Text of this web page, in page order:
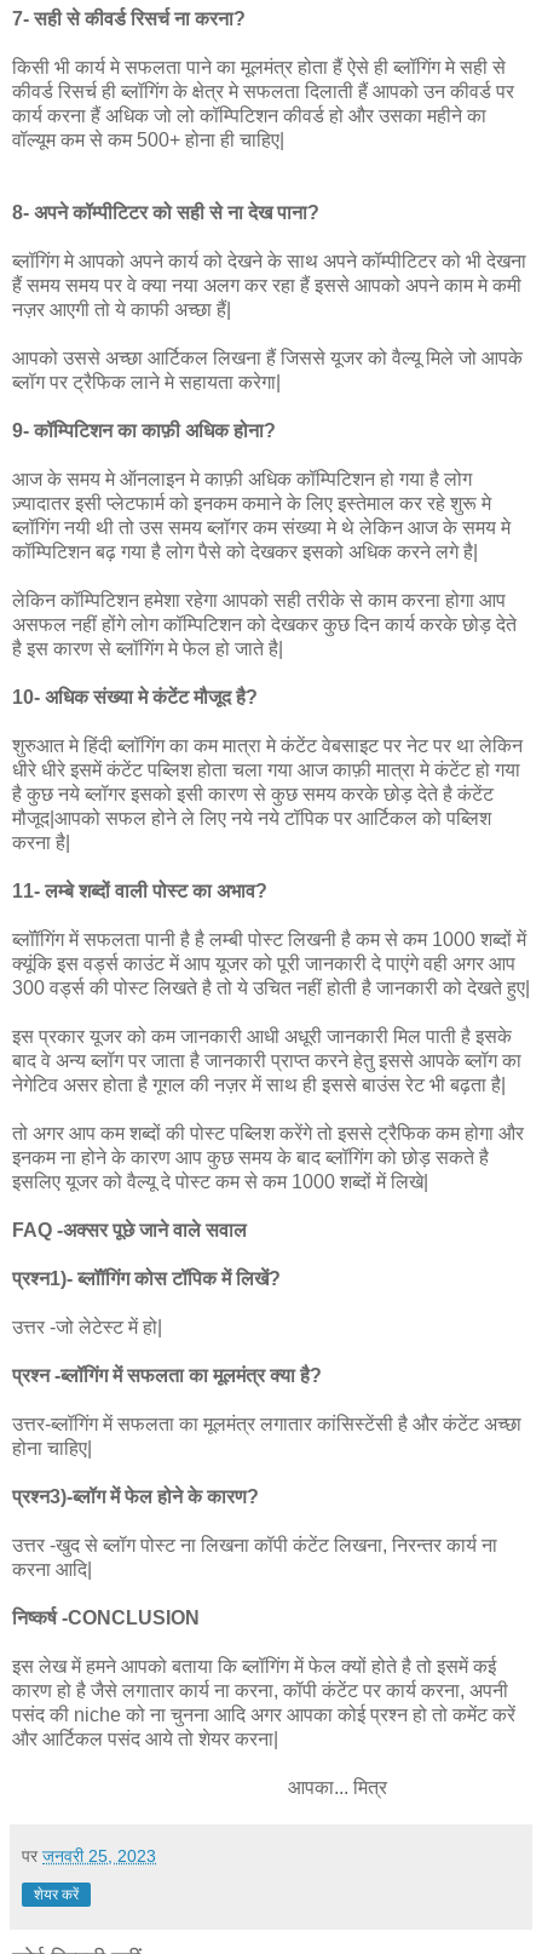
7- सही से कीवर्ड रिसर्च ना करना?
किसी भी कार्य मे सफलता पाने का मूलमंत्र होता हैं ऐसे ही ब्लॉगिंग मे सही से
कीवर्ड रिसर्च ही ब्लॉगिंग के क्षेत्र मे सफलता दिलाती हैं आपको उन कीवर्ड पर
कार्य करना हैं अधिक जो लो कॉम्पिटिशन कीवर्ड हो और उसका महीने का
वॉल्यूम कम से कम 500+ होना ही चाहिए|
8- अपने कॉम्पीटिटर को सही से ना देख पाना?
ब्लॉगिंग मे आपको अपने कार्य को देखने के साथ अपने कॉम्पीटिटर को भी देखना
हैं समय समय पर वे क्या नया अलग कर रहा हैं इससे आपको अपने काम मे कमी
नज़र आएगी तो ये काफी अच्छा हैं|
आपको उससे अच्छा आर्टिकल लिखना हैं जिससे यूजर को वैल्यू मिले जो आपके
ब्लॉग पर ट्रैफिक लाने मे सहायता करेगा|
9- कॉम्पिटिशन का काफ़ी अधिक होना?
आज के समय मे ऑनलाइन मे काफ़ी अधिक कॉम्पिटिशन हो गया है लोग
ज़्यादातर इसी प्लेटफार्म को इनकम कमाने के लिए इस्तेमाल कर रहे शुरू मे
ब्लॉगिंग नयी थी तो उस समय ब्लॉगर कम संख्या मे थे लेकिन आज के समय मे
कॉम्पिटिशन बढ़ गया है लोग पैसे को देखकर इसको अधिक करने लगे है|
लेकिन कॉम्पिटिशन हमेशा रहेगा आपको सही तरीके से काम करना होगा आप
असफल नहीं होंगे लोग कॉम्पिटिशन को देखकर कुछ दिन कार्य करके छोड़ देते
है इस कारण से ब्लॉगिंग मे फेल हो जाते है|
10- अधिक संख्या मे कंटेंट मौजूद है?
शुरुआत मे हिंदी ब्लॉगिंग का कम मात्रा मे कंटेंट वेबसाइट पर नेट पर था लेकिन
धीरे धीरे इसमें कंटेंट पब्लिश होता चला गया आज काफ़ी मात्रा मे कंटेंट हो गया
है कुछ नये ब्लॉगर इसको इसी कारण से कुछ समय करके छोड़ देते है कंटेंट
मौजूद|आपको सफल होने ले लिए नये नये टॉपिक पर आर्टिकल को पब्लिश
करना है|
11- लम्बे शब्दों वाली पोस्ट का अभाव?
ब्लॉॉगिंग में सफलता पानी है है लम्बी पोस्ट लिखनी है कम से कम 1000 शब्दों में
क्यूंकि इस वर्ड्स काउंट में आप यूजर को पूरी जानकारी दे पाएंगे वही अगर आप
300 वर्ड्स की पोस्ट लिखते है तो ये उचित नहीं होती है जानकारी को देखते हुए|
इस प्रकार यूजर को कम जानकारी आधी अधूरी जानकारी मिल पाती है इसके
बाद वे अन्य ब्लॉग पर जाता है जानकारी प्राप्त करने हेतु इससे आपके ब्लॉग का
नेगेटिव असर होता है गूगल की नज़र में साथ ही इससे बाउंस रेट भी बढ़ता है|
तो अगर आप कम शब्दों की पोस्ट पब्लिश करेंगे तो इससे ट्रैफिक कम होगा और
इनकम ना होने के कारण आप कुछ समय के बाद ब्लॉगिंग को छोड़ सकते है
इसलिए यूजर को वैल्यू दे पोस्ट कम से कम 1000 शब्दों में लिखे|
FAQ -अक्सर पूछे जाने वाले सवाल
प्रश्न1)- ब्लॉॉगिंग कोस टॉपिक में लिखें?
उत्तर -जो लेटेस्ट में हो|
प्रश्न -ब्लॉगिंग में सफलता का मूलमंत्र क्या है?
उत्तर-ब्लॉगिंग में सफलता का मूलमंत्र लगातार कांसिस्टेंसी है और कंटेंट अच्छा
होना चाहिए|
प्रश्न3)-ब्लॉग में फेल होने के कारण?
उत्तर -खुद से ब्लॉग पोस्ट ना लिखना कॉपी कंटेंट लिखना, निरन्तर कार्य ना
करना आदि|
निष्कर्ष -CONCLUSION
इस लेख में हमने आपको बताया कि ब्लॉगिंग में फेल क्यों होते है तो इसमें कई
कारण हो है जैसे लगातार कार्य ना करना, कॉपी कंटेंट पर कार्य करना, अपनी
पसंद की niche को ना चुनना आदि अगर आपका कोई प्रश्न हो तो कमेंट करें
और आर्टिकल पसंद आये तो शेयर करना|
आपका... मित्र
पर जनवरी 25, 2023
शेयर करें